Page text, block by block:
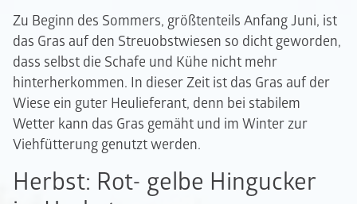
Zu Beginn des Sommers, größtenteils Anfang Juni, ist
das Gras auf den Streuobstwiesen so dicht geworden,
dass selbst die Schafe und Kühe nicht mehr
hinterherkommen. In dieser Zeit ist das Gras auf der
Wiese ein guter Heulieferant, denn bei stabilem
Wetter kann das Gras gemäht und im Winter zur
Viehfütterung genutzt werden.
Herbst: Rot- gelbe Hingucker